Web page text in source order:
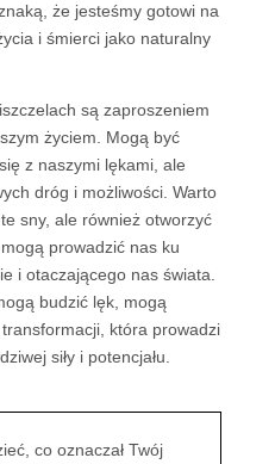
że jesteśmy gotowi na
i śmierci jako naturalny
są zaproszeniem
życiem. Mogą być
z naszymi lękami, ale
dróg i możliwości. Warto
sny, ale również otworzyć
prowadzić nas ku
i otaczającego nas świata.
budzić lęk, mogą
która prowadzi
siły i potencjału.
co oznaczał Twój